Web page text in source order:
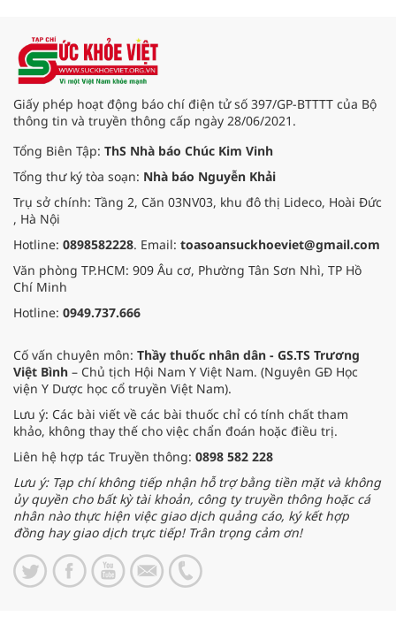
hiệu quả.
Giấy phép hoạt động báo chí điện tử số 397/GP-BTTTT của Bộ
thông tin và truyền thông cấp ngày 28/06/2021.
Tổng Biên Tập: ThS Nhà báo Chúc Kim Vinh
Tổng thư ký tòa soạn: Nhà báo Nguyễn Khải
Trụ sở chính: Tầng 2, Căn 03NV03, khu đô thị Lideco, Hoài Đức
, Hà Nội
Hotline: 0898582228. Email: toasoansuckhoeviet@gmail.com
Văn phòng TP.HCM: 909 Âu cơ, Phường Tân Sơn Nhì, TP Hồ
Chí Minh
Hotline: 0949.737.666
Cố vấn chuyên môn: Thầy thuốc nhân dân - GS.TS Trương
Việt Bình – Chủ tịch Hội Nam Y Việt Nam. (Nguyên GĐ Học
viện Y Dược học cổ truyền Việt Nam).
Lưu ý: Các bài viết về các bài thuốc chỉ có tính chất tham
khảo, không thay thế cho việc chẩn đoán hoặc điều trị.
Liên hệ hợp tác Truyền thông: 0898 582 228
Lưu ý: Tạp chí không tiếp nhận hỗ trợ bằng tiền mặt và không
ủy quyền cho bất kỳ tài khoản, công ty truyền thông hoặc cá
nhân nào thực hiện việc giao dịch quảng cáo, ký kết hợp
đồng hay giao dịch trực tiếp! Trân trọng cảm ơn!